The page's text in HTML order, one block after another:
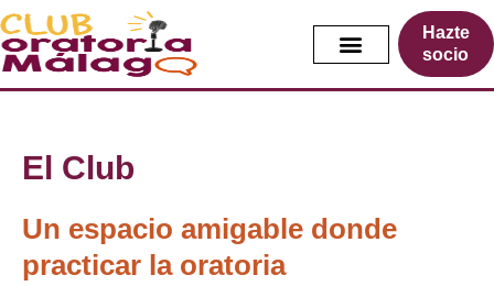
Ir
al
contenido
Hazte
socio
El Club
Un espacio amigable donde
practicar la oratoria